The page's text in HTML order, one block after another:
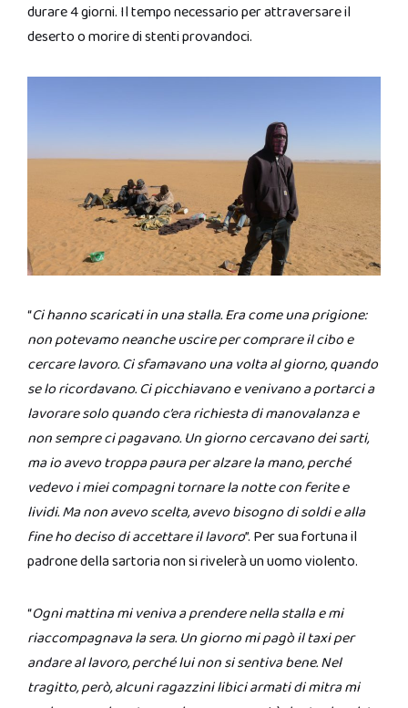
durare 4 giorni. Il tempo necessario per attraversare il
deserto o morire di stenti provandoci.
“Ci hanno scaricati in una stalla. Era come una prigione:
non potevamo neanche uscire per comprare il cibo e
cercare lavoro. Ci sfamavano una volta al giorno, quando
se lo ricordavano. Ci picchiavano e venivano a portarci a
lavorare solo quando c’era richiesta di manovalanza e
non sempre ci pagavano. Un giorno cercavano dei sarti,
ma io avevo troppa paura per alzare la mano, perché
vedevo i miei compagni tornare la notte con ferite e
lividi. Ma non avevo scelta, avevo bisogno di soldi e alla
fine ho deciso di accettare il lavoro”. Per sua fortuna il
padrone della sartoria non si rivelerà un uomo violento.
“Ogni mattina mi veniva a prendere nella stalla e mi
riaccompagnava la sera. Un giorno mi pagò il taxi per
andare al lavoro, perché lui non si sentiva bene. Nel
tragitto, però, alcuni ragazzini libici armati di mitra mi